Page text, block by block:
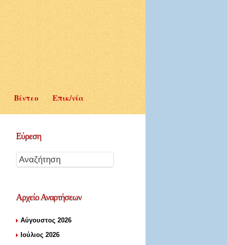
Βίντεο Επικ/νία
Εύρεση
ΑρχείοΑναρτήσεων
Αύγουστος 2026
Ιούλιος 2026